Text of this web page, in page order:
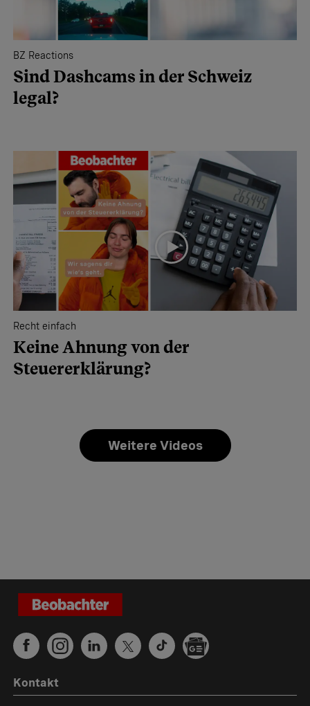
BZ Reactions
Sind Dashcams in der Schweiz
legal?
Recht einfach
Keine Ahnung von der
Steuererklärung?
Weitere Videos
Kontakt